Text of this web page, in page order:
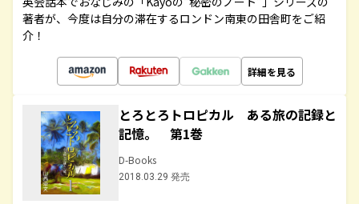
著者が、今度は自分の滞在するロンドン南東の田舎町をご紹
介！
詳細を見る
とろとろトロピカル ある旅の記録と
記憶。 第1巻
D-Books
2018.03.29 発売